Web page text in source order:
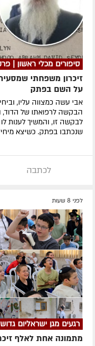
סיפורים מכלי ראשון | פרק
זיכרון משפחתי
על השם בפתק
אבי עשה כמצווה עליו,
הבקשה לרפואתו של הדוד,
לבקשה זו, והמשיך לענות
שנכתבו בפתק. כשיצא
לכתבה
לפני 8 שעות
רגעים מגן ישראליום
מתמונה אחת לאלף